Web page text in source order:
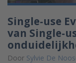
Single-use
van Single-
Door Sylvie De